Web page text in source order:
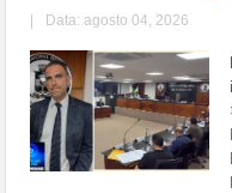
Data: agosto 04, 2026